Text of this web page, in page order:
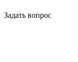
Задать вопрос